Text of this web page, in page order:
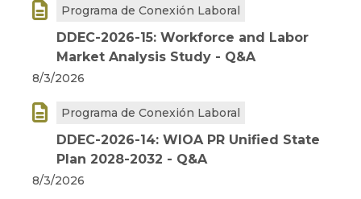
 Programa de Conexión Laboral
DDEC-2026-15: Workforce and Labor
Market Analysis Study - Q&A
8/3/2026
 Programa de Conexión Laboral
DDEC-2026-14: WIOA PR Unified State
Plan 2028-2032 - Q&A
8/3/2026